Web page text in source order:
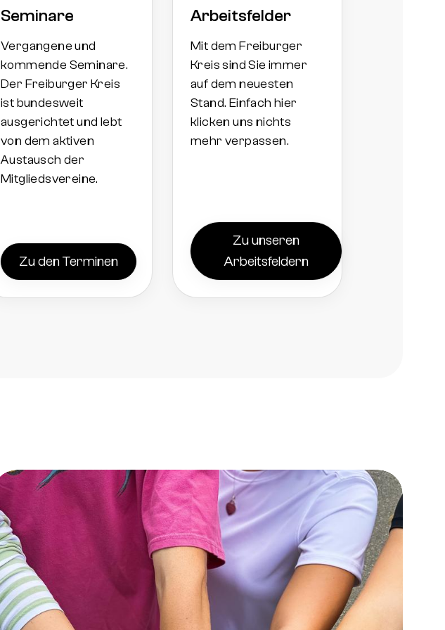
Seminare
Vergangene und
kommende Seminare.
Der Freiburger Kreis
ist bundesweit
ausgerichtet und lebt
von dem aktiven
Austausch der
Mitgliedsvereine.
Zu den Terminen
Arbeitsfelder
Mit dem Freiburger
Kreis sind Sie immer
auf dem neuesten
Stand. Einfach hier
klicken uns nichts
mehr verpassen.
Zu unseren
Arbeitsfeldern